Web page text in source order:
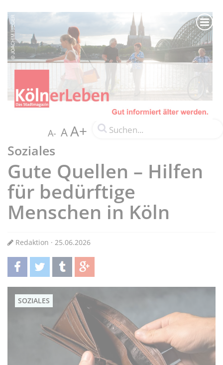
A- AA+
Soziales
Gute Quellen – Hilfen
für bedürftige
Menschen in Köln
Redaktion · 25.06.2026
teilentwittern teilen teilen
SOZIALES